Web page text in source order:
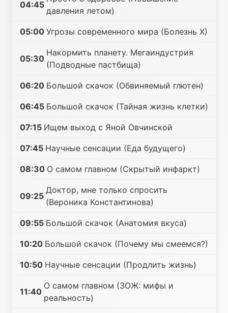
04:45
давления летом)
05:00 Угрозы современного мира (Болезнь Х)
05:30
Накормить планету. Мегаиндустрия
(Подводные пастбища)
06:20 Большой скачок (Обвиняемый глютен)
06:45 Большой скачок (Тайная жизнь клетки)
07:15 Ищем выход с Яной Овчинской
07:45 Научные сенсации (Еда будущего)
08:30 О самом главном (Скрытый инфаркт)
09:25
Доктор, мне только спросить
(Вероника Константинова)
09:55 Большой скачок (Анатомия вкуса)
10:20 Большой скачок (Почему мы смеемся?)
10:50 Научные сенсации (Продлить жизнь)
11:40
О самом главном (ЗОЖ: мифы и
реальность)